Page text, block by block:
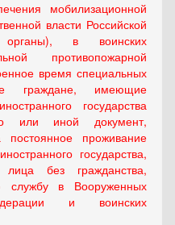
мобилизационной
власти Российской
в воинских
противопожарной
время специальных
граждане, имеющие
государства
или иной документ,
проживание
государства,
без гражданства,
службу в Вооруженных
и воинских